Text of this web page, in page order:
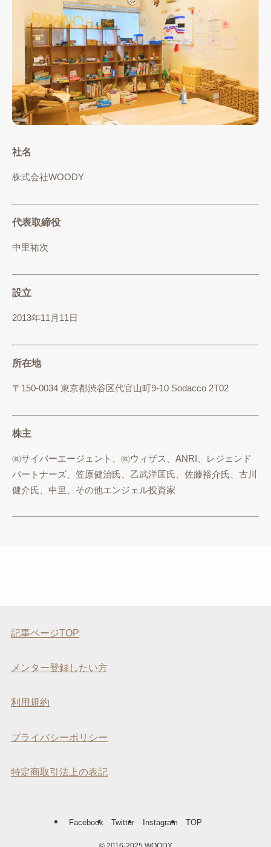
社名
株式会社WOODY
代表取締役
中里祐次
設立
2013年11月11日
所在地
〒150-0034 東京都渋谷区代官山町9-10 Sodacco 2T02
株主
㈱サイバーエージェント、㈱ウィザス、ANRI、レジェンド
パートナーズ、笠原健治氏、乙武洋匡氏、佐藤裕介氏、古川
健介氏、中里、その他エンジェル投資家
記事ページTOP
メンター登録したい方
利用規約
プライバシーポリシー
特定商取引法上の表記
Facebook Twitter Instagram TOP